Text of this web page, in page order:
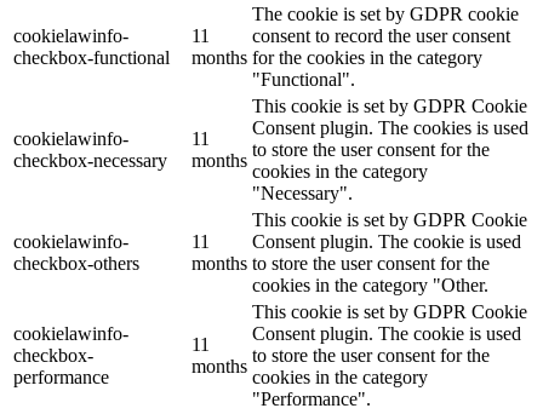
cookielawinfo-
checkbox-functional
11
months
The cookie is set by GDPR cookie
consent to record the user consent
for the cookies in the category
"Functional".
cookielawinfo-
checkbox-necessary
11
months
This cookie is set by GDPR Cookie
Consent plugin. The cookies is used
to store the user consent for the
cookies in the category
"Necessary".
cookielawinfo-
checkbox-others
11
months
This cookie is set by GDPR Cookie
Consent plugin. The cookie is used
to store the user consent for the
cookies in the category "Other.
cookielawinfo-
checkbox-
performance
11
months
This cookie is set by GDPR Cookie
Consent plugin. The cookie is used
to store the user consent for the
cookies in the category
"Performance".